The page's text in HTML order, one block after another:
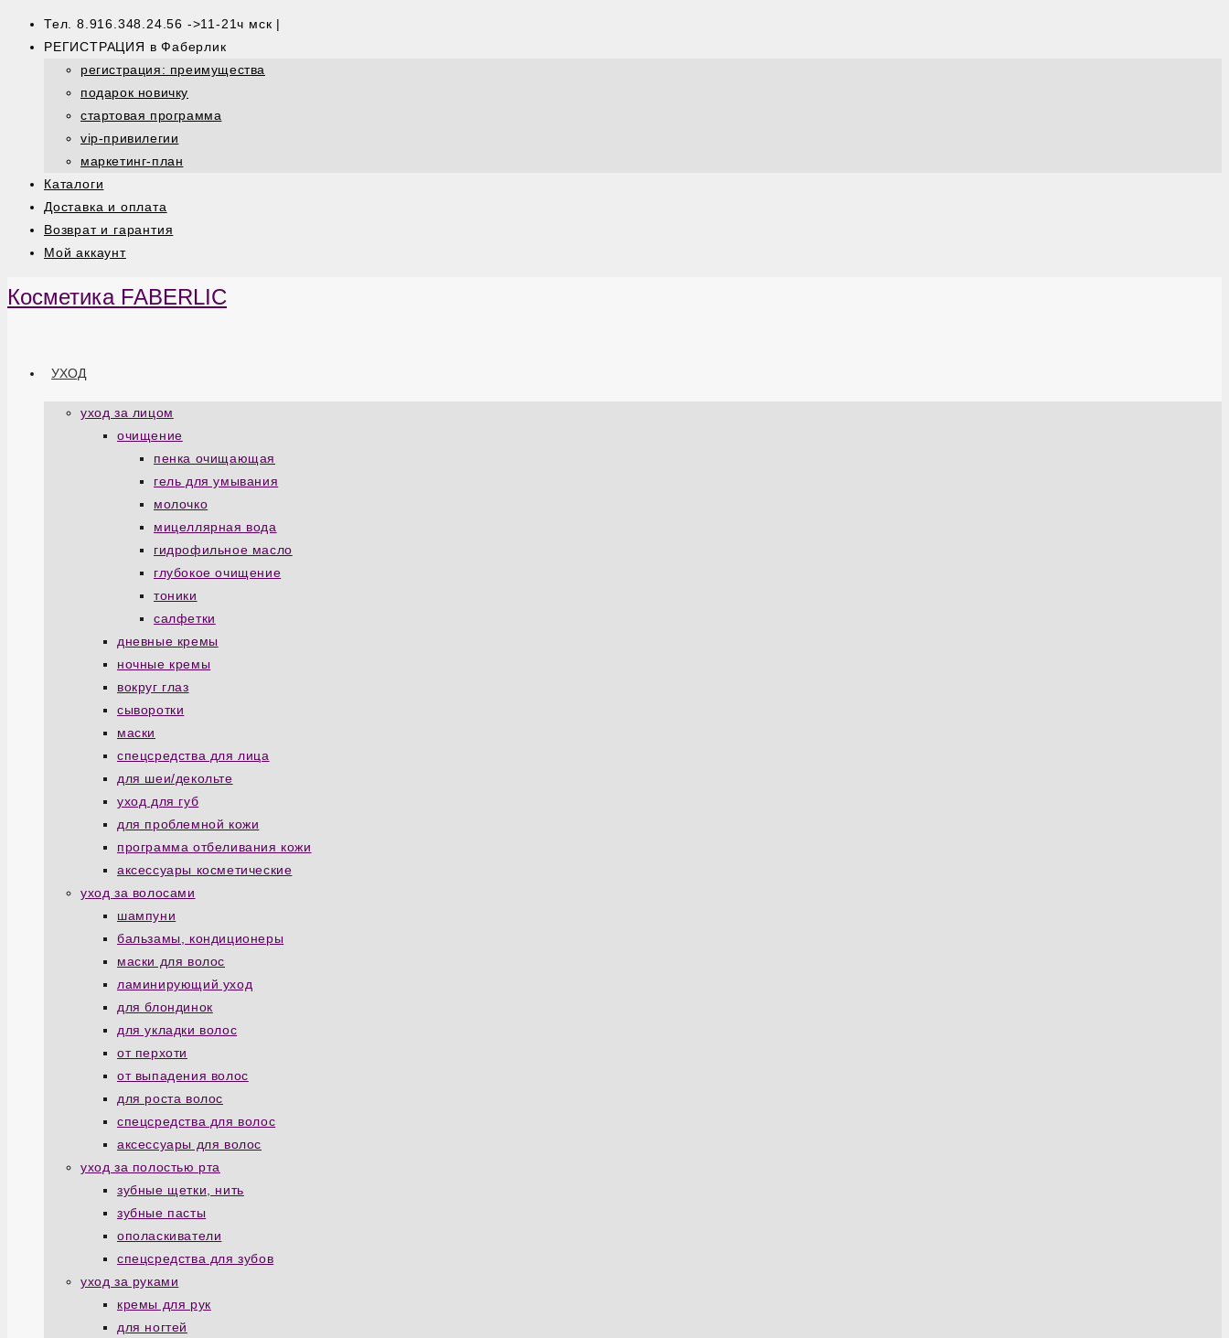
Тел. 8.916.348.24.56 ->11-21ч мск |
РЕГИСТРАЦИЯ в Фаберлик
регистрация: преимущества
подарок новичку
стартовая программа
vip-привилегии
маркетинг-план
Каталоги
Доставка и оплата
Возврат и гарантия
Мой аккаунт
Косметика FABERLIC
УХОД
уход за лицом
очищение
пенка очищающая
гель для умывания
молочко
мицеллярная вода
гидрофильное масло
глубокое очищение
тоники
салфетки
дневные кремы
ночные кремы
вокруг глаз
сыворотки
маски
спецсредства для лица
для шеи/декольте
уход для губ
для проблемной кожи
программа отбеливания кожи
аксессуары косметические
уход за волосами
шампуни
бальзамы, кондиционеры
маски для волос
ламинирующий уход
для блондинок
для укладки волос
от перхоти
от выпадения волос
для роста волос
спецсредства для волос
аксессуары для волос
уход за полостью рта
зубные щетки, нить
зубные пасты
ополаскиватели
спецсредства для зубов
уход за руками
кремы для рук
для ногтей